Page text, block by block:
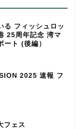
る フィッシュロッ
25周年記念 湾マ
ート (後編）
2025 速報 フ
フェス